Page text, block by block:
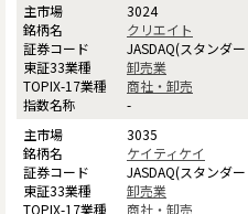
3024
クリエイト
JASDAQ(スタンダー
卸売業
商社・卸売
-
3035
ケイティケイ
JASDAQ(スタンダー
卸売業
商社・卸売